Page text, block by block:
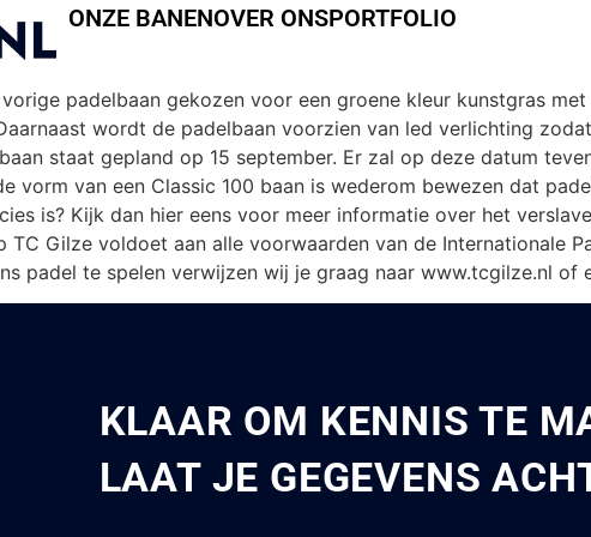
ONZE BANENOVER ONSPORTFOLIO
haar aanbod padel uit met een extra Classic 100 padelbaan
padelbaan gekozen voor een groene kleur kunstgras
wordt de padelbaan voorzien van led verlichting
staat gepland op 15 september. Er zal op deze datum
vorm van een Classic 100 baan is wederom bewezen dat
is? Kijk dan hier eens voor meer informatie over het
TC Gilze voldoet aan alle voorwaarden van de Internationale
padel te spelen verwijzen wij je graag naar www.tcgilze.nl of
KLAAR OM KENNIS TE
LAAT JE GEGEVENS